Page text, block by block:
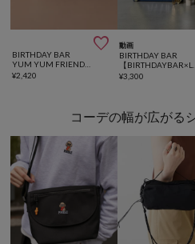

BIRTHDAY BAR
YUM YUM FRIENDS ヌイグルミ
¥2,420
動画
BIRTHDAY BAR
【
¥3,300
コーデの幅が広がる